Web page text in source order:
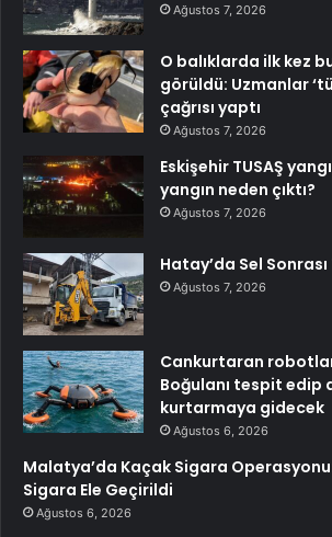
Ağustos 7, 2026
O balıklarda ilk kez
görüldü: Uzmanlar
çağrısı yaptı
Ağustos 7, 2026
Eskişehir TUSAŞ
yangın neden çıktı?
Ağustos 7, 2026
Hatay’da Sel
Ağustos 7, 2026
Cankurtaran
Boğulanı tespit edip
kurtarmaya gidecek
Ağustos 6, 2026
Malatya’da Kaçak Sigara
Sigara Ele Geçirildi
Ağustos 6, 2026